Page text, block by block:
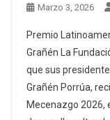
Marzo 3, 2026
Premio
Grañén La
que sus
Grañén Porrúa,
Mecenazgo 2026,